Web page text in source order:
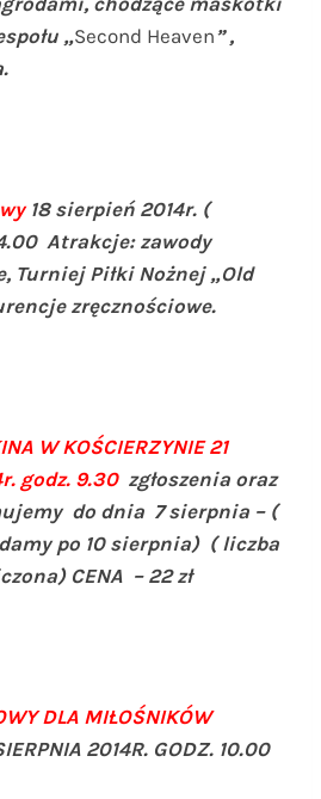
„Second Heaven” ,
18 sierpień 2014r. (
Atrakcje: zawody
Turniej Piłki Nożnej „Old
zręcznościowe.
W KOŚCIERZYNIE 21
godz. 9.30 zgłoszenia oraz
do dnia 7 sierpnia – (
po 10 sierpnia) ( liczba
CENA – 22 zł
DLA MIŁOŚNIKÓW
2014R. GODZ. 10.00